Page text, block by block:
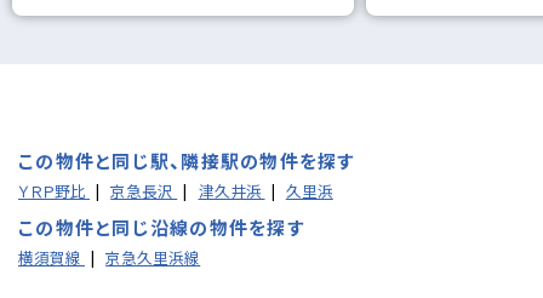
この物件と同じ駅、隣接駅の物件を探す
ＹＲＰ野比 京急長沢 津久井浜 久里浜
この物件と同じ沿線の物件を探す
横須賀線 京急久里浜線